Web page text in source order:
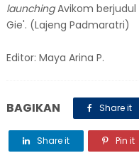
launchingAvikom berjudul
Gie'. (Lajeng Padmaratri)
Editor: Maya Arina P.
BAGIKAN Share it
Share it Pin it